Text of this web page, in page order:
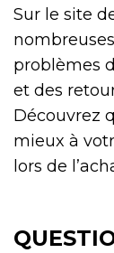
Sur le site
problèmes
et des
Découvrez
mieux à
lors de